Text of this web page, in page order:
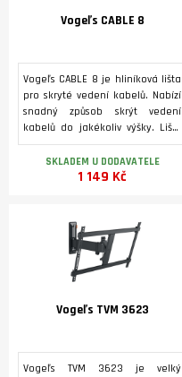
Vogeľs CABLE 8
Vogeľs CABLE 8 je hliníková lišta
pro skryté vedení kabelů. Nabízí
snadný způsob skrýt vedení
kabelů do jakékoliv výšky. Lišty
lze skládat nad sebe popř. řezat
na potřebnou délku.
SKLADEM U DODAVATELE
1 149 Kč
Vogeľs TVM 3623
Vogeľs TVM 3623 je velký